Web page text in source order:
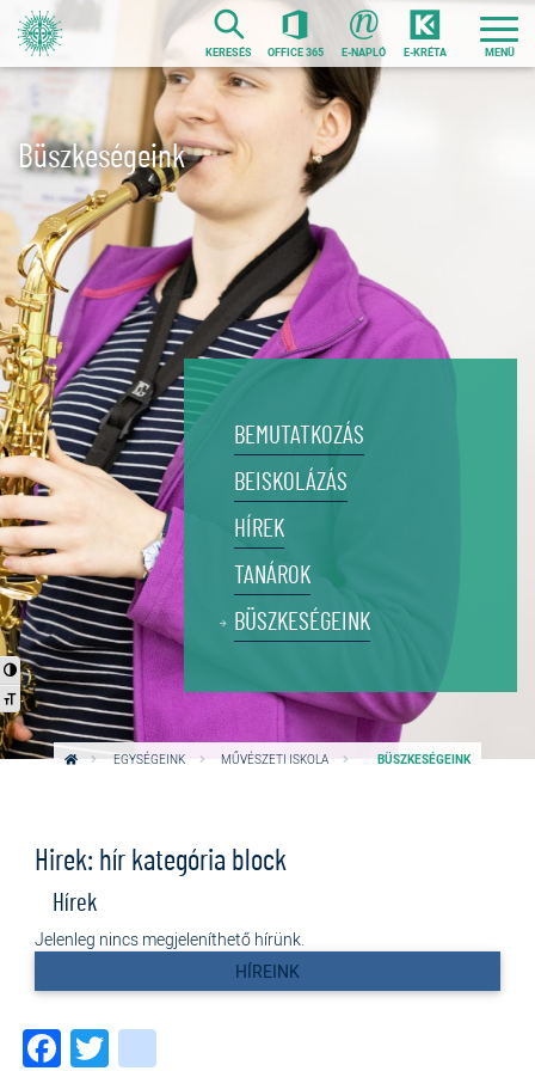
Ugrás
a
tartalomra
Nagy kontraszt váltása
Betűméret váltása
KERESÉS OFFICE 365 E-NAPLÓ E-KRÉTA
Büszkeségeink
BEMUTATKOZÁS
BEISKOLÁZÁS
HÍREK
TANÁROK
BÜSZKESÉGEINK
EGYSÉGEINK MŰVÉSZETI ISKOLA BÜSZKESÉGEINK
Hirek: hír kategória block
Hírek
Jelenleg nincs megjeleníthető hírünk.
HÍREINK
Facebook
Twitter